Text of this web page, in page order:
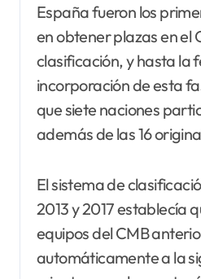
España fueron los
en obtener plazas en el
clasificación, y hasta la
incorporación de esta
que siete naciones
además de las 16
El sistema de
2013 y 2017 establecía
equipos del CMB
automáticamente a la